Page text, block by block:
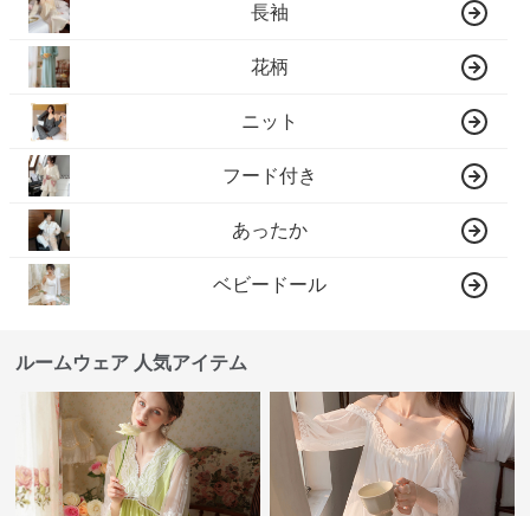
長袖
花柄
ニット
フード付き
あったか
ベビードール
ルームウェア 人気アイテム